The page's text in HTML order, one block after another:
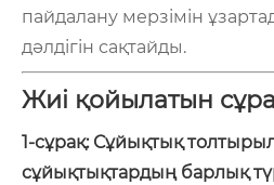
пайдалану мерзімін
дәлдігін сақтайды.
Жиі қойылатын
1-сұрақ: Сұйықтық
сұйықтықтардың барлық